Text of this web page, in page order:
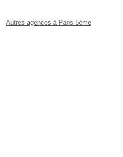
Autres agences à Paris 5ème